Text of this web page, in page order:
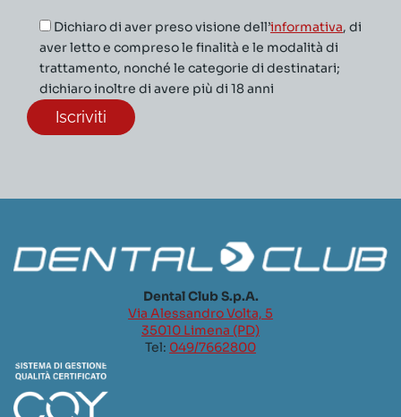
Dichiaro di aver preso visione dell’informativa, di
aver letto e compreso le finalità e le modalità di
trattamento, nonché le categorie di destinatari;
dichiaro inoltre di avere più di 18 anni
Dental Club S.p.A.
Via Alessandro Volta, 5
35010 Limena (PD)
Tel: 049/7662800